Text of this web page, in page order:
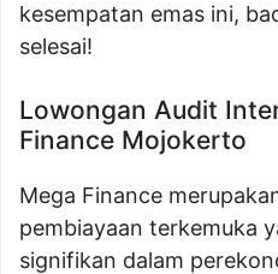
kesempatan emas ini,
selesai!
Lowongan Audit
Finance Mojokerto
Mega Finance
pembiayaan terkemuka
signifikan dalam